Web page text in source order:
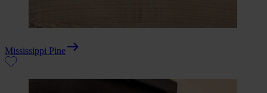
Mississippi Pine